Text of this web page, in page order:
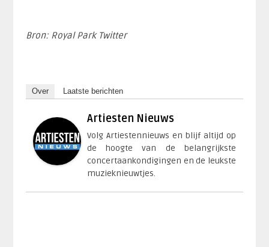
Bron: Royal Park Twitter
Over Laatste berichten
Artiesten Nieuws
Volg Artiestennieuws en blijf altijd op
de hoogte van de belangrijkste
concertaankondigingen en de leukste
muzieknieuwtjes.